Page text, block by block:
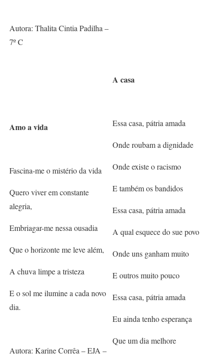
Autora: Thalita Cintia Padilha –
7º C
Amo a vida
Fascina-me o mistério da vida
Quero viver em constante
alegria,
Embriagar-me nessa ousadia
Que o horizonte me leve além,
A chuva limpe a tristeza
E o sol me ilumine a cada novo
dia.
Autora: Karine Corrêa – EJA –
A casa
Essa casa, pátria amada
Onde roubam a dignidade
Onde existe o racismo
E também os bandidos
Essa casa, pátria amada
A qual esquece do sue povo
Onde uns ganham muito
E outros muito pouco
Essa casa, pátria amada
Eu ainda tenho esperança
Que um dia melhore